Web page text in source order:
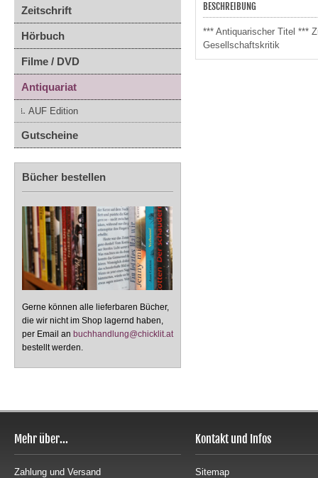
Zeitschrift
Hörbuch
Filme / DVD
Antiquariat
AUF Edition
Gutscheine
Bücher bestellen
Gerne können alle lieferbaren Bücher,
die wir nicht im Shop lagernd haben,
per Email an buchhandlung@chicklit.at
bestellt werden.
BESCHREIBUNG
*** Antiquarischer Titel ***
Gesellschaftskritik
Mehr über...
Zahlung und Versand
Kontakt und Infos
Sitemap